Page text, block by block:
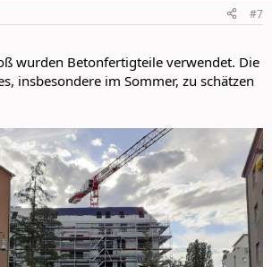
#7
wurden Betonfertigteile verwendet. Die
insbesondere im Sommer, zu schätzen